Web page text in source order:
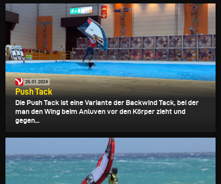
26.01.2024
Push Tack
Die Push Tack ist eine Variante der Backwind Tack, bei der
man den Wing beim Anluven vor den Körper zieht und
gegen...